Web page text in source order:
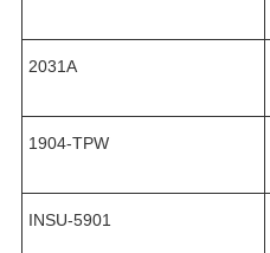
2031A
1904-TPW
INSU-5901